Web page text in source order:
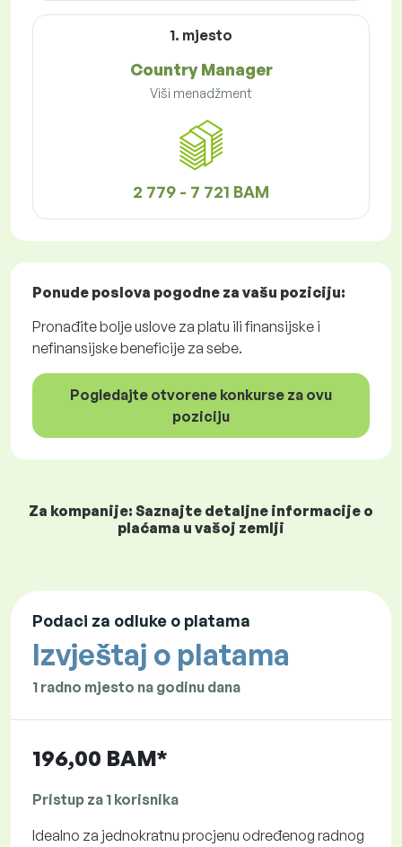
1. mjesto
Country Manager
Viši menadžment
2 779 - 7 721 BAM
Ponude poslova pogodne za vašu poziciju:
Pronađite bolje uslove za platu ili finansijske i
nefinansijske beneficije za sebe.
Pogledajte otvorene konkurse za ovu
poziciju
Za kompanije: Saznajte detaljne informacije o
plaćama u vašoj zemlji
Podaci za odluke o platama
Izvještaj o platama
1 radno mjesto na godinu dana
196,00 BAM*
Pristup za 1 korisnika
Idealno za jednokratnu procjenu određenog radnog